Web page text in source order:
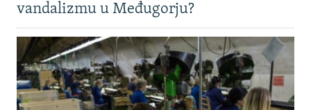
vandalizmu u Međugorju?